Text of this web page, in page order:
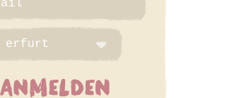
ANMELDEN